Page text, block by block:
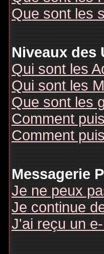
Que sont les
Niveaux des
Qui sont les
Qui sont les
Que sont les
Comment
Comment
Messagerie
Je ne peux
Je continue
J'ai reçu un